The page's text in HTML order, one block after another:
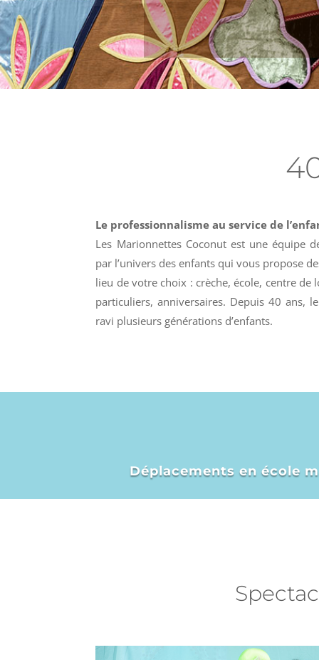
Le professionnalisme au service de
Les Marionnettes Coconut est une équipe
par l’univers des enfants qui vous propose
lieu de votre choix : crèche, école, centre de
particuliers, anniversaires. Depuis 40 ans,
ravi plusieurs générations d’enfants.
Déplacements en école